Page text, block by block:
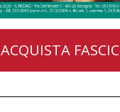
ACQUISTA